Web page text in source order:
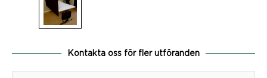
Kontakta oss för fler utföranden